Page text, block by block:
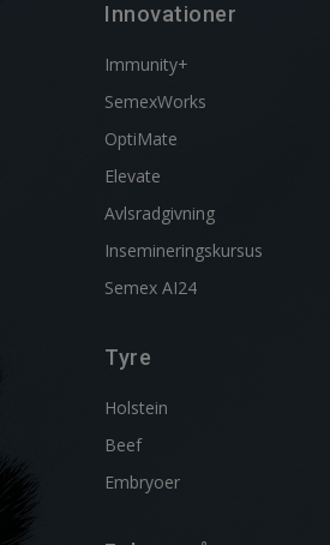
Innovationer
Immunity+
SemexWorks
OptiMate
Elevate
Avlsradgivning
Insemineringskursus
Semex AI24
Tyre
Holstein
Beef
Embryoer